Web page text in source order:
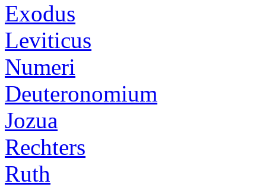
Exodus
Leviticus
Numeri
Deuteronomium
Jozua
Rechters
Ruth